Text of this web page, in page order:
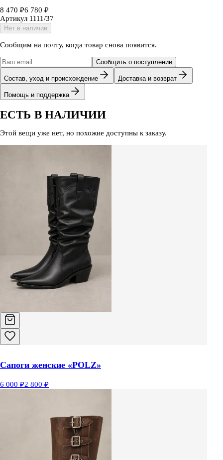
8 470 ₽6 780 ₽
Артикул 1111/37
Нет в наличии
Сообщим на почту, когда товар снова появится.
Сообщить о поступлении
Состав, уход и происхождение Доставка и возврат
Помощь и поддержка
ЕСТЬ В НАЛИЧИИ
Этой вещи уже нет, но похожие доступны к заказу.
Сапоги женские «POLZ»
6 000 ₽2 800 ₽